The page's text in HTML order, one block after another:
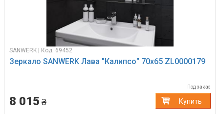
SANWERK | Код: 69452
Зеркало SANWERK Лава "Калипсо" 70х65 ZL0000179
Под заказ
8 015 ₴ Купить